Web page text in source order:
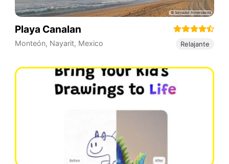
Playa Canalan
Monteón, Nayarit, Mexico Relajante